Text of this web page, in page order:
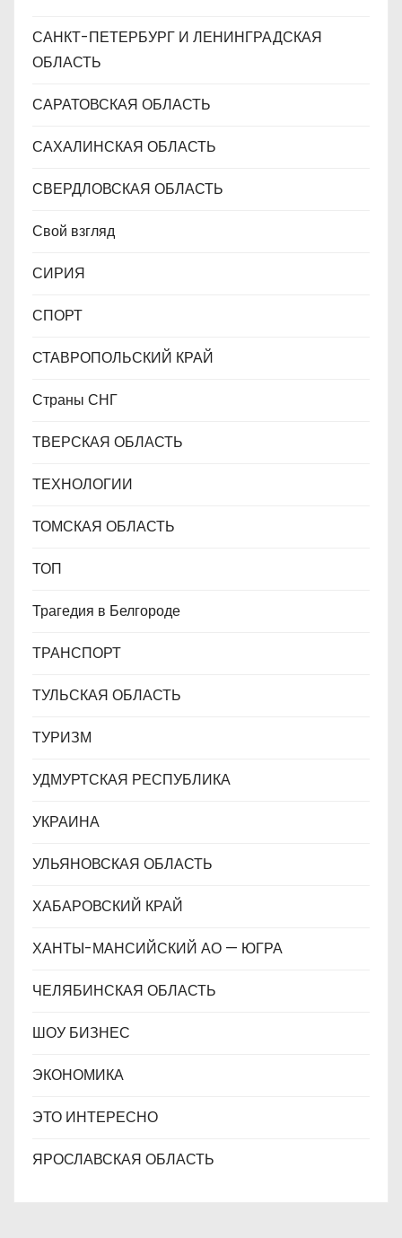
САНКТ-ПЕТЕРБУРГ И ЛЕНИНГРАДСКАЯ
ОБЛАСТЬ
САРАТОВСКАЯ ОБЛАСТЬ
САХАЛИНСКАЯ ОБЛАСТЬ
СВЕРДЛОВСКАЯ ОБЛАСТЬ
Свой взгляд
СИРИЯ
СПОРТ
СТАВРОПОЛЬСКИЙ КРАЙ
Страны СНГ
ТВЕРСКАЯ ОБЛАСТЬ
ТЕХНОЛОГИИ
ТОМСКАЯ ОБЛАСТЬ
ТОП
Трагедия в Белгороде
ТРАНСПОРТ
ТУЛЬСКАЯ ОБЛАСТЬ
ТУРИЗМ
УДМУРТСКАЯ РЕСПУБЛИКА
УКРАИНА
УЛЬЯНОВСКАЯ ОБЛАСТЬ
ХАБАРОВСКИЙ КРАЙ
ХАНТЫ-МАНСИЙСКИЙ АО — ЮГРА
ЧЕЛЯБИНСКАЯ ОБЛАСТЬ
ШОУ БИЗНЕС
ЭКОНОМИКА
ЭТО ИНТЕРЕСНО
ЯРОСЛАВСКАЯ ОБЛАСТЬ